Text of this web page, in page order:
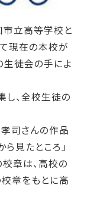
設備新築
立高等学校と
現在の本校が
生徒会の手によ
、全校生徒の
司さんの作品
見たところ」
章は、高校の
章をもとに高